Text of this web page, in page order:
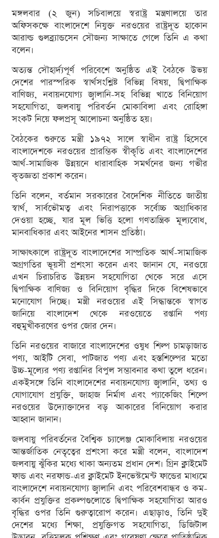
মঙ্গলবার (২ জুন) সচিবালয়ে স্বরাষ্ট্র মন্ত্রণালয়ে তার
অফিসকক্ষে বাংলাদেশে নিযুক্ত নরওয়ের রাষ্ট্রদূত হাকোন
আরাল্ড গুলব্র্যান্ডসেন সৌজন্য সাক্ষাতে গেলে তিনি এ কথা
বলেন।
অত্যন্ত সৌহার্দ্যপূর্ণ পরিবেশে অনুষ্ঠিত এই বৈঠকে উভয়
দেশের পারস্পরিক স্বার্থসংশ্লিষ্ট বিভিন্ন বিষয়, দ্বিপাক্ষিক
বাণিজ্য, নবায়নযোগ্য জ্বালানি-সহ বিভিন্ন খাতে বিনিয়োগ
সহযোগিতা, জলবায়ু পরিবর্তন মোকাবিলা এবং রোহিঙ্গা
সংকট নিয়ে ফলপ্রসূ আলোচনা অনুষ্ঠিত হয়।
বৈঠকের শুরুতে মন্ত্রী ১৯৭২ সালে স্বাধীন রাষ্ট্র হিসেবে
বাংলাদেশকে নরওয়ের প্রারম্ভিক স্বীকৃতি এবং বাংলাদেশের
আর্থ-সামাজিক উন্নয়নে ধারাবাহিক সমর্থনের জন্য গভীর
কৃতজ্ঞতা প্রকাশ করেন।
তিনি বলেন, বর্তমান সরকারের বৈদেশিক নীতিতে জাতীয়
স্বার্থ, সার্বভৌমত্ব এবং নিরাপত্তাকে সর্বোচ্চ অগ্রাধিকার
দেওয়া হচ্ছে, যার মূল ভিত্তি হলো গণতান্ত্রিক মূল্যবোধ,
মানবাধিকার এবং আইনের শাসন প্রতিষ্ঠা।
সাক্ষাৎকালে রাষ্ট্রদূত বাংলাদেশের সাম্প্রতিক আর্থ-সামাজিক
অগ্রগতির ভূয়সী প্রশংসা করেন এবং জানান যে, নরওয়ে
এখন চিরাচরিত উন্নয়ন সহযোগিতা থেকে সরে এসে
দ্বিপাক্ষিক বাণিজ্য ও বিনিয়োগ বৃদ্ধির দিকে বিশেষভাবে
মনোযোগ দিচ্ছে। মন্ত্রী নরওয়ের এই সিদ্ধান্তকে স্বাগত
জানিয়ে বাংলাদেশ থেকে নরওয়েতে রপ্তানি পণ্য
বহুমুখীকরণের ওপর জোর দেন।
তিনি নরওয়ের বাজারে বাংলাদেশের ওষুধ শিল্প চামড়াজাত
পণ্য, আইটি সেবা, পাটজাত পণ্য এবং হস্তশিল্পের মতো
উচ্চ-মূল্যের পণ্য রপ্তানির বিপুল সম্ভাবনার কথা তুলে ধরেন।
একইসঙ্গে তিনি বাংলাদেশের নবায়নযোগ্য জ্বালানি, তথ্য ও
যোগাযোগ প্রযুক্তি, জাহাজ নির্মাণ এবং প্যাকেজিং শিল্পে
নরওয়ের উদ্যোক্তাদের বড় আকারের বিনিয়োগ করার
আহ্বান জানান।
জলবায়ু পরিবর্তনের বৈশ্বিক চ্যালেঞ্জ মোকাবিলায় নরওয়ের
আন্তর্জাতিক নেতৃত্বের প্রশংসা করে মন্ত্রী বলেন, বাংলাদেশ
জলবায়ু ঝুঁকির মধ্যে থাকা অন্যতম প্রধান দেশ। গ্রিন ক্লাইমেট
ফান্ড এবং নরফান্ড-এর ক্লাইমেট ইনভেস্টমেন্ট ফান্ডের মাধ্যমে
বাংলাদেশে নবায়নযোগ্য জ্বালানি এবং পরিবেশবান্ধব ও কম-
কার্বন প্রযুক্তির প্রকল্পগুলোতে দ্বিপাক্ষিক সহযোগিতা আরও
বৃদ্ধির ওপর তিনি গুরুত্বারোপ করেন। এছাড়াও, তিনি দুই
দেশের মধ্যে শিক্ষা, প্রযুক্তিগত সহযোগিতা, ডিজিটাল